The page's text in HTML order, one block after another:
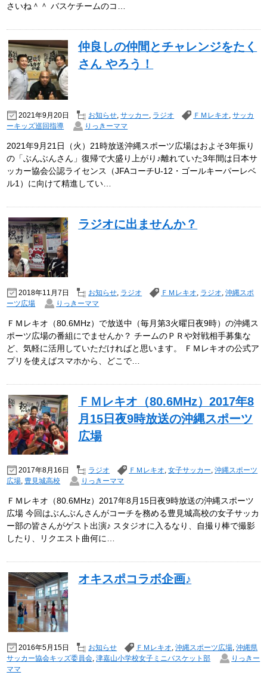
さいね＾＾ バスケチームのコ…
仲良しの仲間とチャレンジをたく
さん やろう！
2021年9月20日 お知らせ,サッカー, ラジオ ＦＭレキオ,サッカ
ーキッズ巡回指導
りっきーママ
2021年9月21日（火）21時放送沖縄スポーツ広場はおよそ3年振り
の「ぶんぶんさん」復帰で大盛り上がり♪離れていた3年間は日本サ
ッカー協会公認ライセンス（JFAコーチU-12・ゴールキーパーレベ
ル1）に向けて精進してい…
ラジオに出ませんか？
2018年11月7日 お知らせ, ラジオ ＦＭレキオ, ラジオ,沖縄スポ
ーツ広場
りっきーママ
ＦＭレキオ（80.6MHz）で放送中（毎月第3火曜日夜9時）の沖縄ス
ポーツ広場の番組にでませんか？ チームのＰＲや対戦相手募集な
ど、気軽に活用していただければと思います。 ＦＭレキオの公式ア
プリを使えばスマホから、どこで…
ＦＭレキオ（80.6MHz）2017年8
月15日夜9時放送の沖縄スポーツ
広場
2017年8月16日 ラジオ ＦＭレキオ,女子サッカー,沖縄スポーツ
広場, 豊見城高校 りっきーママ
ＦＭレキオ（80.6MHz）2017年8月15日夜9時放送の沖縄スポーツ
広場 今回はぶんぶんさんがコーチを務める豊見城高校の女子サッカ
ー部の皆さんがゲスト出演♪ スタジオに入るなり、自撮り棒で撮影
したり、リクエスト曲何に…
オキスポコラボ企画♪
2016年5月15日 お知らせ ＦＭレキオ,沖縄スポーツ広場,沖縄県
サッカー協会キッズ委員会,津嘉山小学校女子ミニバスケット部
りっきー
ママ